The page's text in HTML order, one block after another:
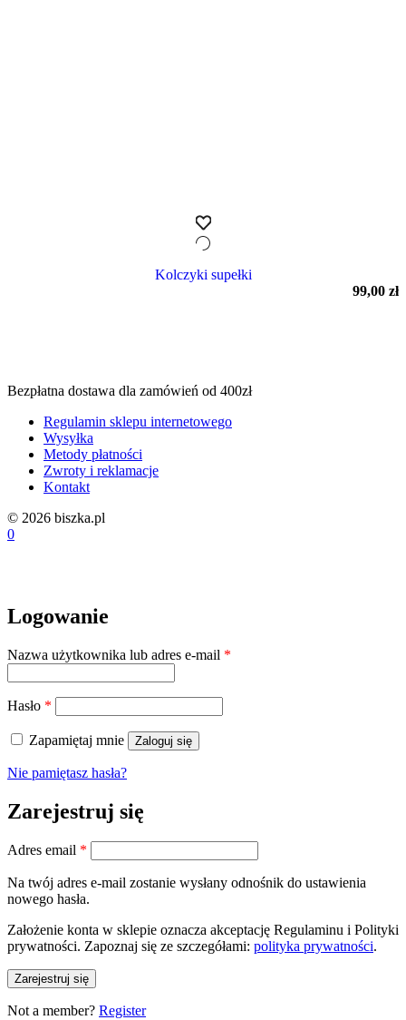
Kolczyki supełki
99,00 zł
Bezpłatna dostawa dla zamówień od 400zł
Regulamin sklepu internetowego
Wysyłka
Metody płatności
Zwroty i reklamacje
Kontakt
© 2026 biszka.pl
0
Logowanie
Nazwa użytkownika lub adres e-mail *
Hasło *
Zapamiętaj mnie Zaloguj się
Nie pamiętasz hasła?
Zarejestruj się
Adres email *
Na twój adres e-mail zostanie wysłany odnośnik do ustawienia
nowego hasła.
Założenie konta w sklepie oznacza akceptację Regulaminu i Polityki
prywatności. Zapoznaj się ze szczegółami: polityka prywatności.
Zarejestruj się
Not a member? Register